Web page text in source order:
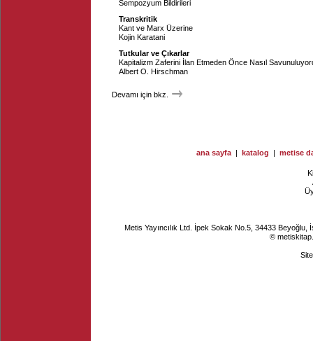
Sempozyum Bildirileri
Transkritik
Kant ve Marx Üzerine
Kojin Karatani
Tutkular ve Çıkarlar
Kapitalizm Zaferini İlan Etmeden Önce Nasıl
Albert O. Hirschman
Devamı için bkz.
ana sayfa | katalog | metise
Metis Yayıncılık Ltd. İpek Sokak No.5, 34433
©